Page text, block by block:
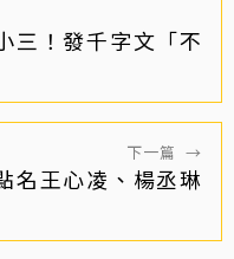
三！發千字文「不
下一篇 →
名王心凌、楊丞琳